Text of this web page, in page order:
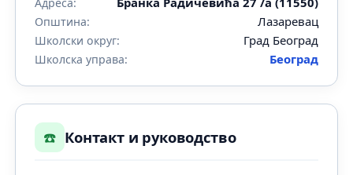
Општина: Лазаревац
Школски округ: Град Београд
Школска управа: Београд
☎️ Контакт и руководство